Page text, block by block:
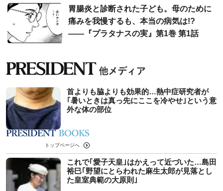
胃腸炎と診断された子ども。母のために
痛みを我慢するも、本当の病気は!?
――『プラタナスの実』第1巻 第1話
首よりも脇よりも効果的…熱中症研究者が
｢暑いときは真っ先にここを冷やせ｣という意
外な体の部位
トップページへ
これで｢愛子天皇｣はかえって近づいた…島田
裕巳｢野望にとらわれた麻生太郎が見落とし
た皇室典範の大原則｣